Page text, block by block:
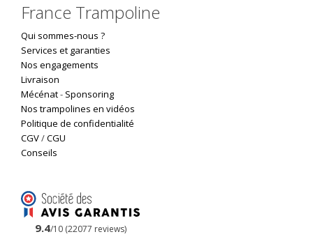
France Trampoline
Qui sommes-nous ?
Services et garanties
Nos engagements
Livraison
Mécénat- Sponsoring
Nos trampolines en vidéos
Politique de confidentialité
CGV/CGU
Conseils
9.4/10 (22077 reviews)